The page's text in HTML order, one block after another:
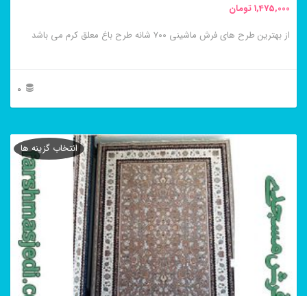
1,475,000تومان
از بهترین طرح های فرش ماشینی ۷۰۰ شانه طرح باغ معلق کرم می باشد
0
محصول
مختلفی
باشد.
گزینه
ها
انتخاب گزینه ها